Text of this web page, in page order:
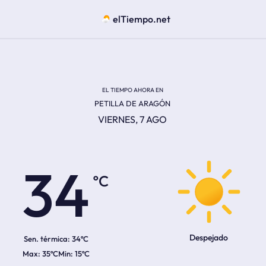
elTiempo.net
EL TIEMPO AHORA EN
PETILLA DE ARAGÓN
VIERNES, 7 AGO
34
Sen. térmica: 34ºC
35ºC 15ºC
Despejado